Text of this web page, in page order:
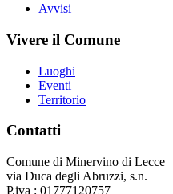
Avvisi
Vivere il Comune
Luoghi
Eventi
Territorio
Contatti
Comune di Minervino di Lecce
via Duca degli Abruzzi, s.n.
P.iva : 01777120757